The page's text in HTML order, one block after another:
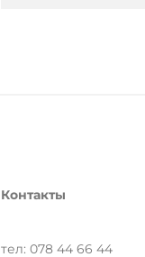
Контакты
тел: 078 44 66 44